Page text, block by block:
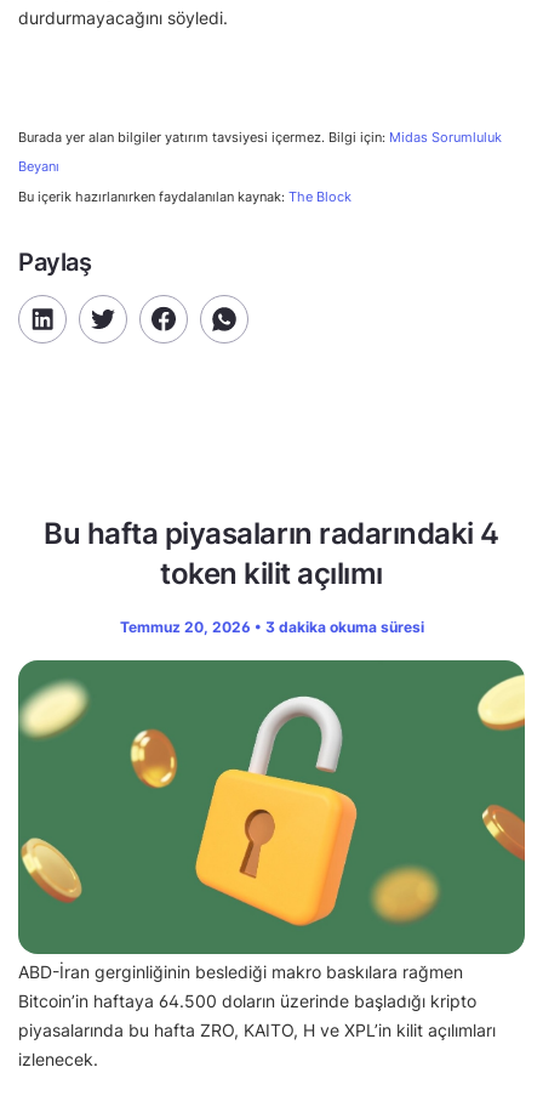
durdurmayacağını söyledi.
Burada yer alan bilgiler yatırım tavsiyesi içermez. Bilgi için: Midas Sorumluluk
Beyanı
Bu içerik hazırlanırken faydalanılan kaynak: The Block
Paylaş
Bu hafta piyasaların radarındaki 4
token kilit açılımı
Temmuz 20, 2026 • 3 dakika okuma süresi
ABD-İran gerginliğinin beslediği makro baskılara rağmen
Bitcoin’in haftaya 64.500 doların üzerinde başladığı kripto
piyasalarında bu hafta ZRO, KAITO, H ve XPL’in kilit açılımları
izlenecek.